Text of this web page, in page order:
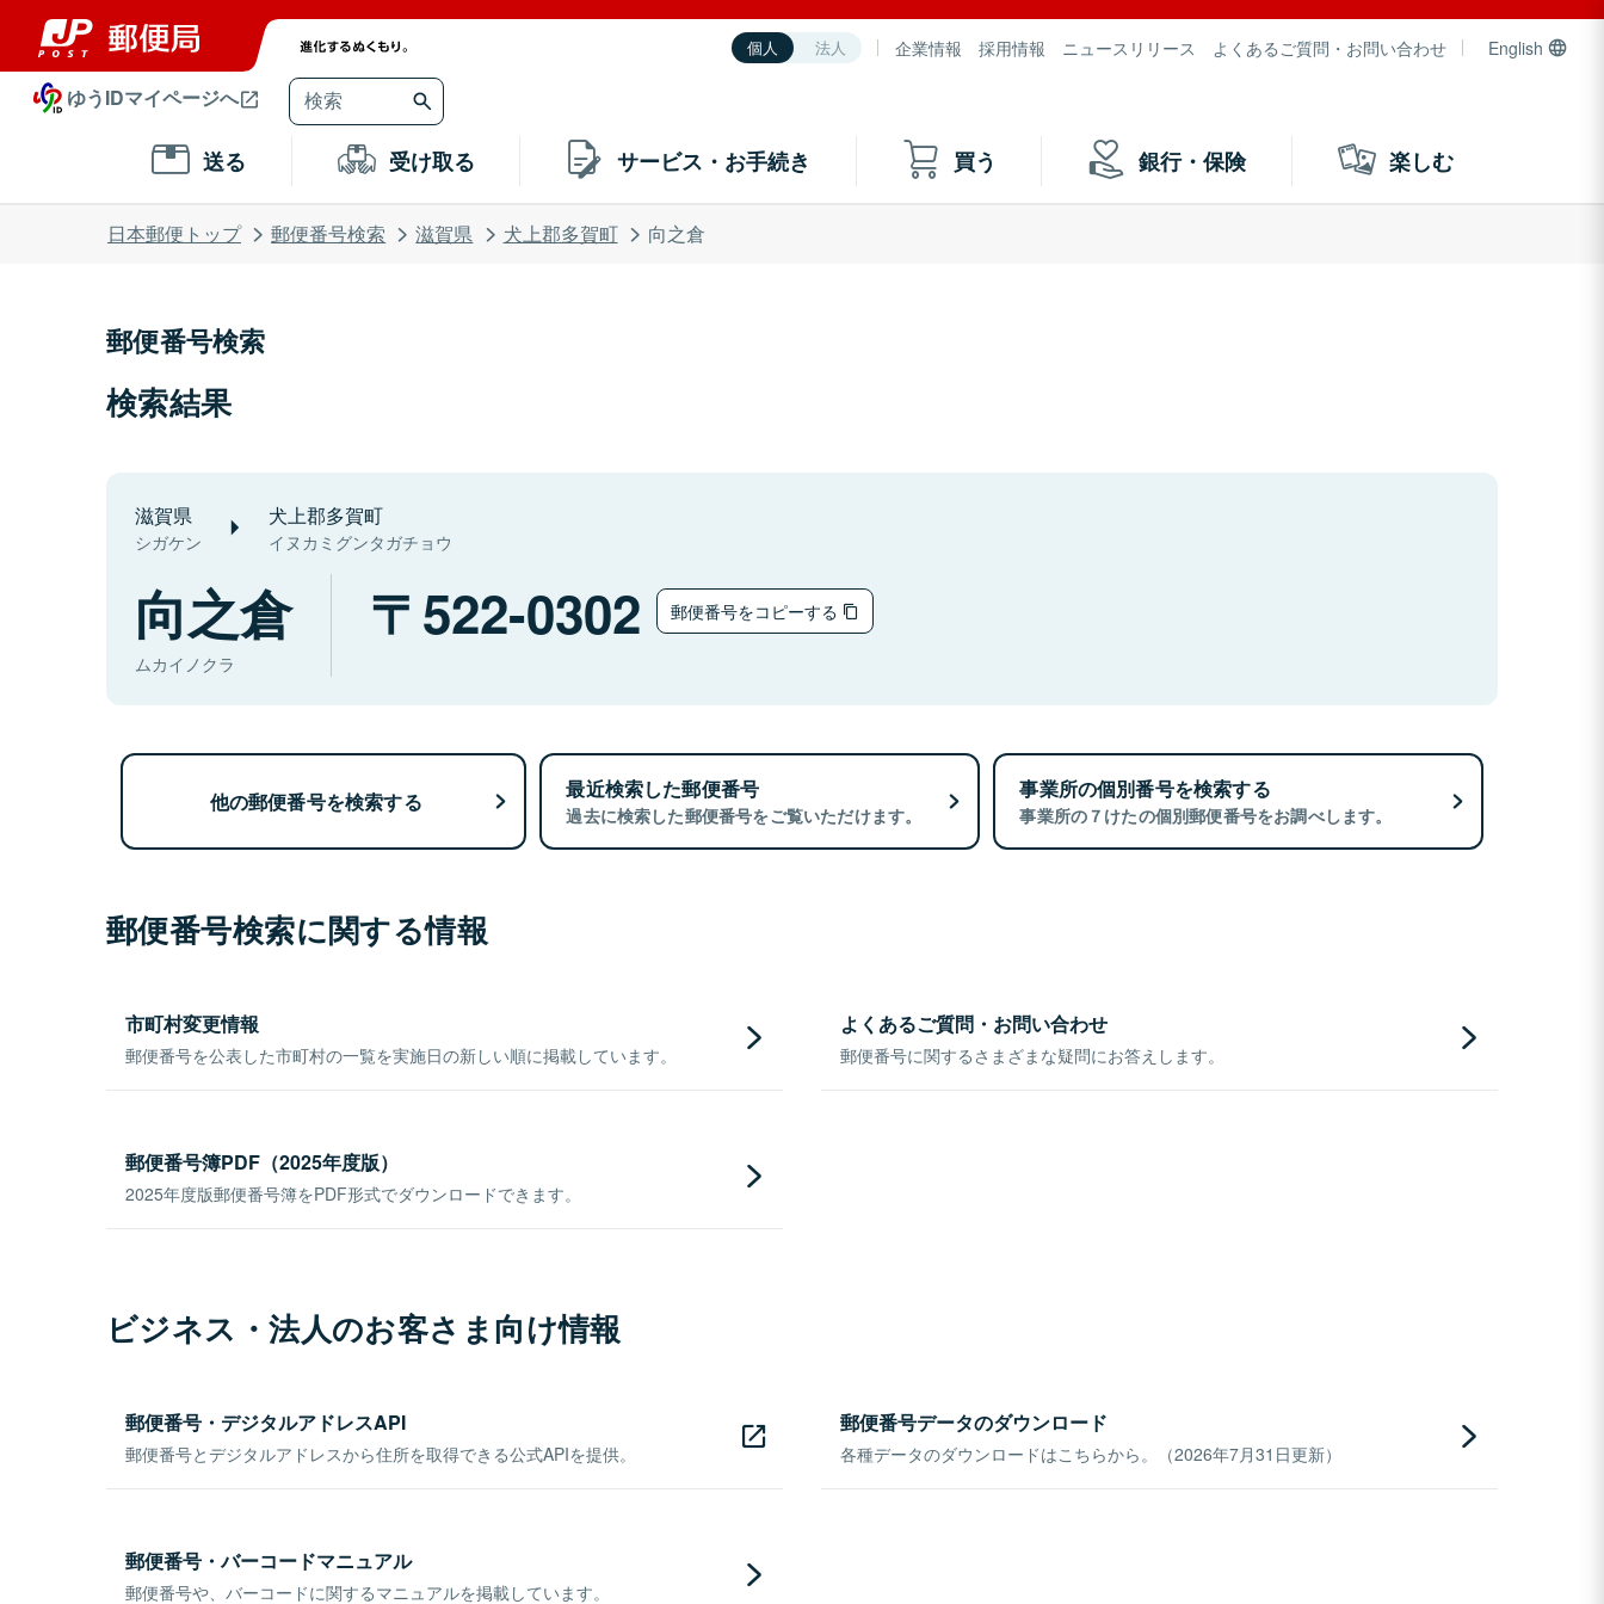
個人 法人 企業情報 採用情報 ニュースリリース よくあるご質問・お問い合わせ English
ゆうIDマイページへ
送る 受け取る サービス・お手続き 買う 銀行・保険 楽しむ
日本郵便トップ 郵便番号検索 滋賀県 犬上郡多賀町 向之倉
郵便番号検索
検索結果
滋賀県
シガケン
犬上郡多賀町
イヌカミグンタガチョウ
向之倉
ムカイノクラ
522-0302 郵便番号をコピーする
他の郵便番号を検索する 最近検索した郵便番号
過去に検索した郵便番号をご覧いただけます。
事業所の個別番号を検索する
事業所の７けたの個別郵便番号をお調べします。
郵便番号検索に関する情報
市町村変更情報
郵便番号を公表した市町村の一覧を実施日の新しい順に掲載しています。
よくあるご質問・お問い合わせ
郵便番号に関するさまざまな疑問にお答えします。
郵便番号簿PDF（2025年度版）
2025年度版郵便番号簿をPDF形式でダウンロードできます。
ビジネス・法人のお客さま向け情報
郵便番号・デジタルアドレスAPI
郵便番号とデジタルアドレスから住所を取得できる公式APIを提供。
郵便番号データのダウンロード
各種データのダウンロードはこちらから。（2026年7月31日更新）
郵便番号・バーコードマニュアル
郵便番号や、バーコードに関するマニュアルを掲載しています。